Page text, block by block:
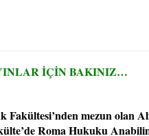
İÇİN BAKINIZ…
Fakültesi’nden mezun olan
Roma Hukuku